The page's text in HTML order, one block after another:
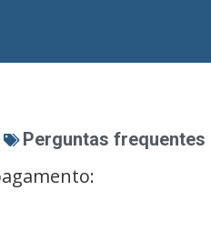
Perguntas frequentes